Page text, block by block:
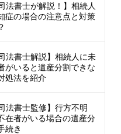
司法書士が解説！】相続人
症の場合の注意点と対策
司法書士解説】相続人に未
がいると遺産分割できな
処法を紹介
司法書士監修】行方不明
在者がいる場合の遺産分
続き